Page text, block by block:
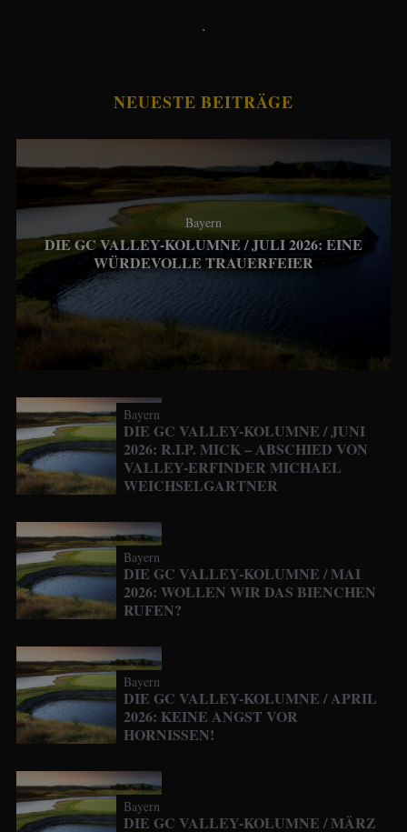
.
NEUESTE BEITRÄGE
Bayern
DIE GC VALLEY-KOLUMNE / JULI 2026: EINE
WÜRDEVOLLE TRAUERFEIER
Bayern
DIE GC VALLEY-KOLUMNE / JUNI
2026: R.I.P. MICK – ABSCHIED VON
VALLEY-ERFINDER MICHAEL
WEICHSELGARTNER
Bayern
DIE GC VALLEY-KOLUMNE / MAI
2026: WOLLEN WIR DAS BIENCHEN
RUFEN?
Bayern
DIE GC VALLEY-KOLUMNE / APRIL
2026: KEINE ANGST VOR
HORNISSEN!
Bayern
DIE GC VALLEY-KOLUMNE / MÄRZ